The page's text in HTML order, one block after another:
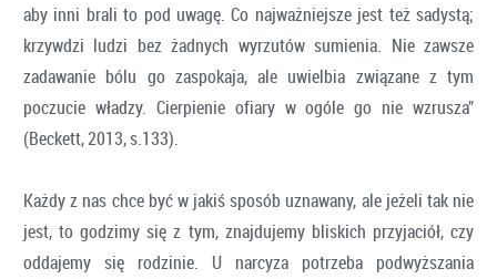
aby inni brali to pod uwagę. Co najważniejsze jest też sadystą;
krzywdzi ludzi bez żadnych wyrzutów sumienia. Nie zawsze
zadawanie bólu go zaspokaja, ale uwielbia związane z tym
poczucie władzy. Cierpienie ofiary w ogóle go nie wzrusza”
(Beckett, 2013, s.133).
Każdy z nas chce być w jakiś sposób uznawany, ale jeżeli tak nie
jest, to godzimy się z tym, znajdujemy bliskich przyjaciół, czy
oddajemy się rodzinie. U narcyza potrzeba podwyższania